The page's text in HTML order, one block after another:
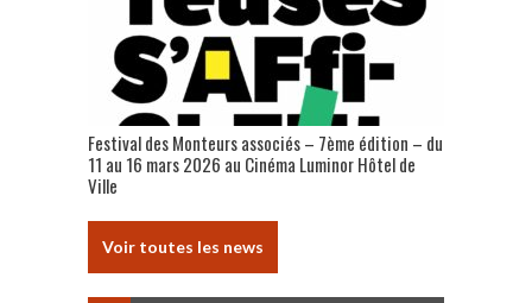
Festival des Monteurs associés – 7ème édition – du
11 au 16 mars 2026 au Cinéma Luminor Hôtel de
Ville
Voir toutes les news